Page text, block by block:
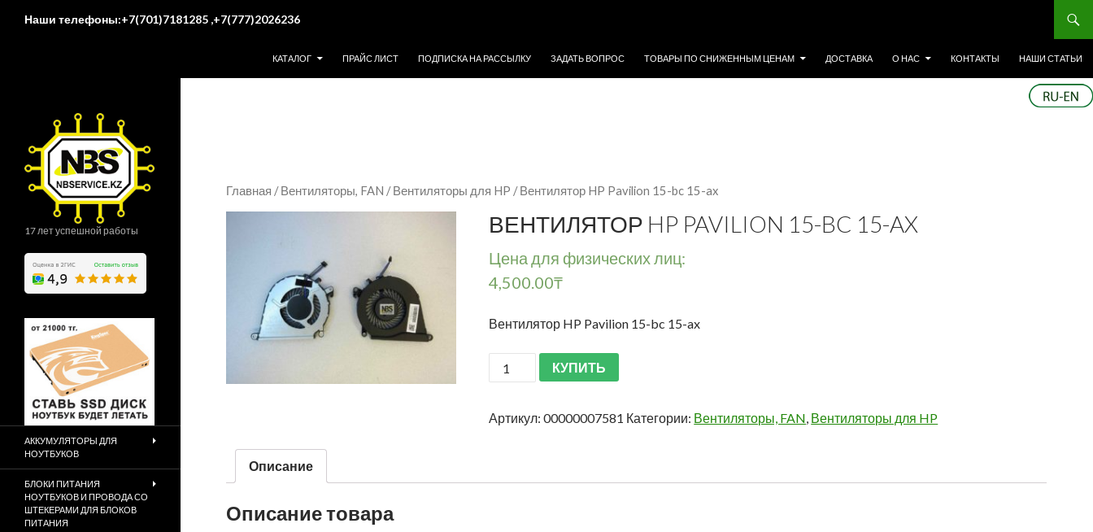
Наши телефоны:+7(701)7181285 ,+7(777)2026236
КАТАЛОГ
ПРАЙС ЛИСТ ПОДПИСКА НА РАССЫЛКУ ЗАДАТЬ ВОПРОС ТОВАРЫ ПО СНИЖЕННЫМ ЦЕНАМ ДОСТАВКА О НАС КОНТАКТЫ НАШИ СТАТЬИ
Главная /Вентиляторы, FAN /Вентиляторы для HP / Вентилятор HP Pavilion 15-bc 15-ax
ВЕНТИЛЯТОР HP PAVILION 15-BC 15-AX
Цена для физических лиц:
4,500.00₸
Вентилятор HP Pavilion 15-bc 15-ax
КУПИТЬ
Артикул:00000007581 Категории: Вентиляторы, FAN Вентиляторы для HP
Описание
Описание товара
17 лет успешной работы
АККУМУЛЯТОРЫ ДЛЯ
НОУТБУКОВ
БЛОКИ ПИТАНИЯ
НОУТБУКОВ И ПРОВОДА СО
ШТЕКЕРАМИ ДЛЯ БЛОКОВ
ПИТАНИЯ